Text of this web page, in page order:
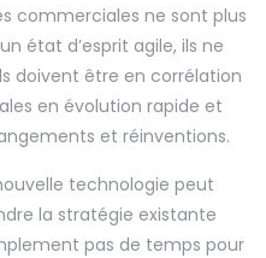
commerciales ne sont plus
état d’esprit agile, ils ne
doivent être en corrélation
en évolution rapide et
et réinventions.
technologie peut
la stratégie existante
pas de temps pour